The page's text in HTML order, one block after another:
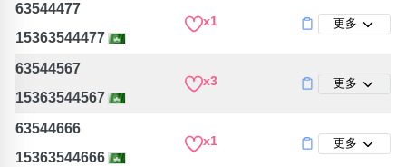
63544477
15363544477
x1 更多
63544567
15363544567
x3 更多
63544666
15363544666
x1 更多